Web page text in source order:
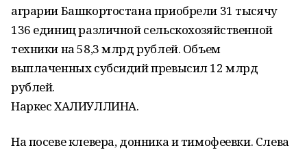
аграрии Башкортостана приобрели 31 тысячу
136 единиц различной сельскохозяйственной
техники на 58,3 млрд рублей. Объем
выплаченных субсидий превысил 12 млрд
рублей.
Наркес ХАЛИУЛЛИНА.
На посеве клевера, донника и тимофеевки. Слева